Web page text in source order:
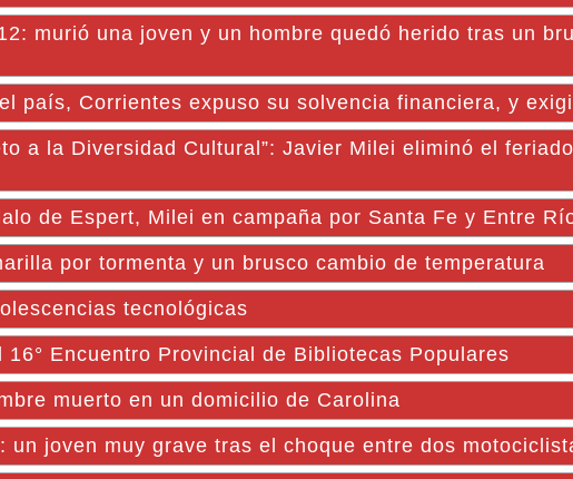
murió una joven y un hombre quedó herido tras un
país, Corrientes expuso su solvencia financiera, y
a la Diversidad Cultural”: Javier Milei eliminó el
de Espert, Milei en campaña por Santa Fe y Entre
por tormenta y un brusco cambio de temperatura
tecnológicas
16° Encuentro Provincial de Bibliotecas Populares
muerto en un domicilio de Carolina
un joven muy grave tras el choque entre dos